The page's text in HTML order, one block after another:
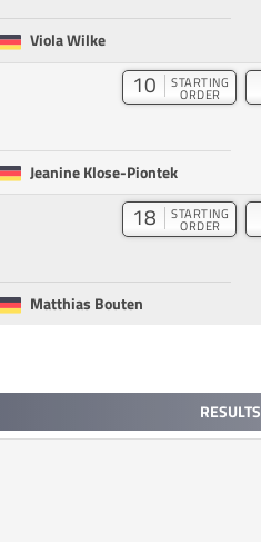
Viola Wilke
10 STARTING
ORDER
Jeanine Klose-Piontek
18 STARTING
ORDER
Matthias Bouten
RESULTS